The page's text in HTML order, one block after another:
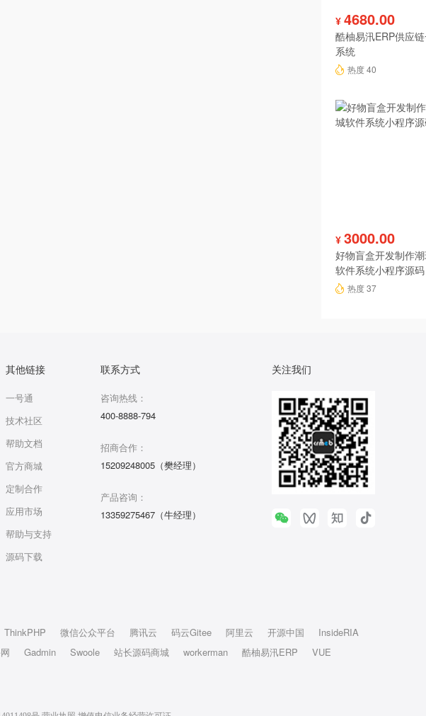
¥ 4680.00
酷柚易汛ERP供应
系统
热度 40
¥ 3000.00
好物盲盒开发制作
软件系统小程序源码
热度 37
其他链接
一号通
技术社区
帮助文档
官方商城
定制合作
应用市场
帮助与支持
源码下载
联系方式
咨询热线：
400-8888-794
招商合作：
15209248005（樊经理）
产品咨询：
13359275467（牛经理）
关注我们
ThinkPHP 微信公众平台 腾讯云 码云Gitee 阿里云 开源中国
InsideRIA
Gadmin Swoole 站长源码商城 workerman 酷柚易汛ERP
VUE